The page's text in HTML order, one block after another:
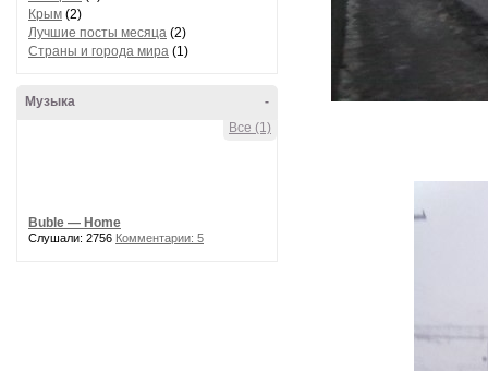
Крым (2)
Лучшие посты месяца (2)
Страны и города мира (1)
-
Музыка
Все (1)
Buble — Home
Слушали: 2756 Комментарии: 5